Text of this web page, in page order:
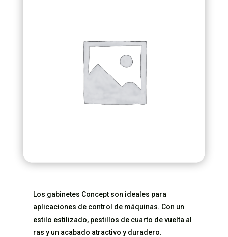
Los gabinetes Concept son ideales para
aplicaciones de control de máquinas. Con un
estilo estilizado, pestillos de cuarto de vuelta al
ras y un acabado atractivo y duradero.